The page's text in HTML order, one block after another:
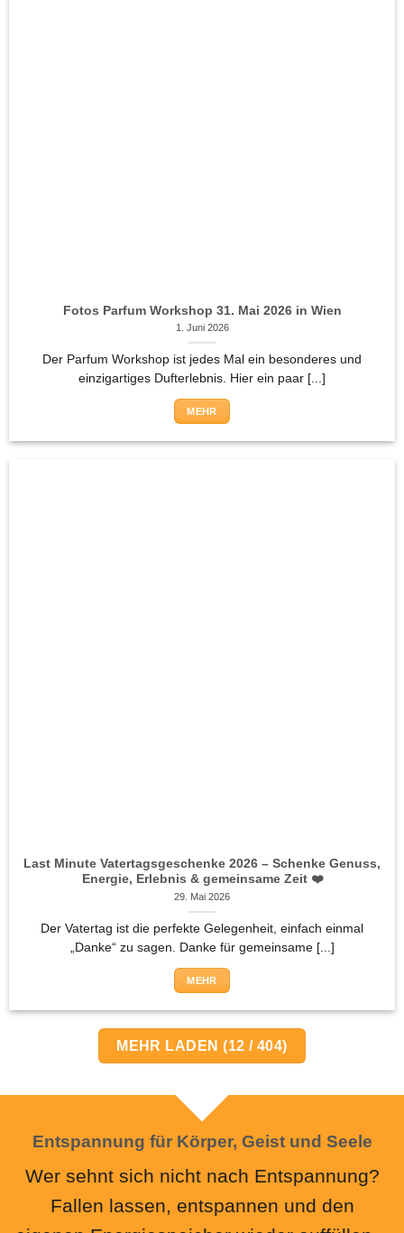
Fotos Parfum Workshop 31. Mai 2026 in Wien
1. Juni 2026
Der Parfum Workshop ist jedes Mal ein besonderes und
einzigartiges Dufterlebnis. Hier ein paar [...]
MEHR
Last Minute Vatertagsgeschenke 2026 – Schenke Genuss,
Energie, Erlebnis & gemeinsame Zeit ❤️
29. Mai 2026
Der Vatertag ist die perfekte Gelegenheit, einfach einmal
„Danke“ zu sagen. Danke für gemeinsame [...]
MEHR
MEHR LADEN(12 / 404)
Entspannung für Körper, Geist und Seele
Wer sehnt sich nicht nach Entspannung?
Fallen lassen, entspannen und den